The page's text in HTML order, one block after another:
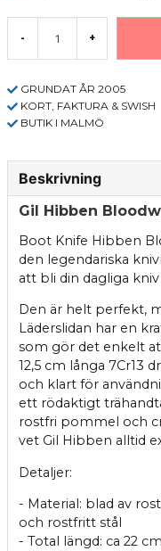
- +
GRUNDAT ÅR 2005
KORT, FAKTURA & SWISH
BUTIK I MALMÖ
Beskrivning
Gil Hibben
Boot Knife Hibben
den legendariska
att bli din dagliga
Den är helt perfekt,
Läderslidan har en
som gör det enkelt
12,5 cm långa 7Cr13
och klart för
ett rödaktigt
rostfri pommel och
vet Gil Hibben alltid
Detaljer:
- Material: blad av
och rostfritt stål
- Total längd: ca 22 cm